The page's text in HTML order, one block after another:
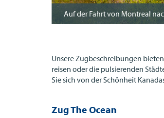
Auf der Fahrt von Montreal
Unsere Zugbeschreibungen
reisen oder die pulsierenden
Sie sich von der Schönheit
Zug The Ocean